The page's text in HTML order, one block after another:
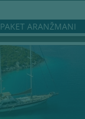
PAKET ARANŽMANI